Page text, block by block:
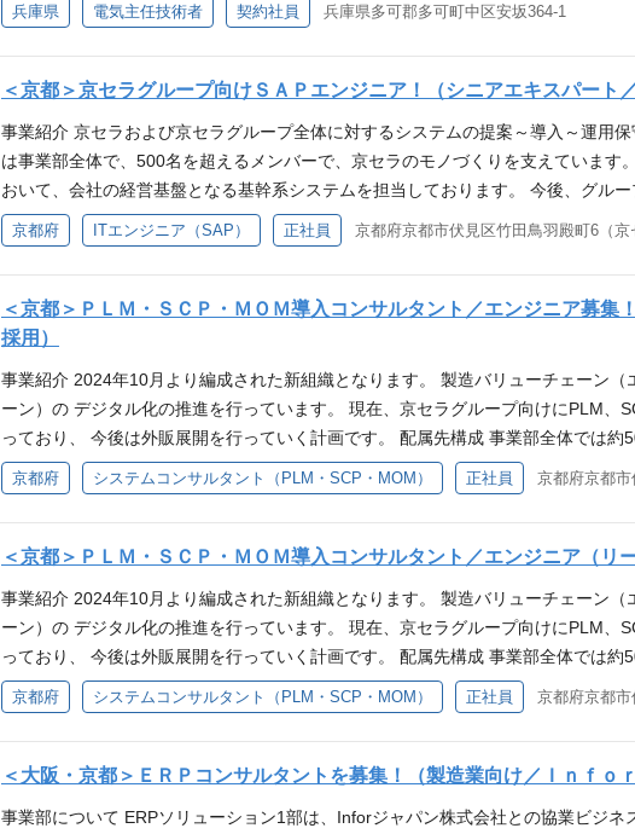
ンバーが公私共に充実した生活が出来るよう日々改善、改良をしたいと考えていま
導していただけることを期待しています。 参考URL ▼東京オフィス紹介記事／バ
2/19/kccs ▼採用動画（YouTube） ・新卒採用向け／コンセプト動画 https://
X(旧Twitter)：https://twitter.com/kccs_recruit Instagram：https://
s_recruit/
lesforce業種別ソリューションにも取り組んでおり、チームの一人となって一緒に
しており、ワークライフバランスを重要視した働き方を実践中です。ご応募お待
記事／バチャナビ https://app.vachanavi.com/2025/02/19/kccs ▼採用動画（
s://www.youtube.com/watch?v=ZjWvFj3Mesk ・新卒採用向け／若手社員密着動画
Kzu-W0tMT ▼KCCS採用チーム各種SNSアカウント X(旧Twitter)：https://
agram.com/kccs_recruit/ Note：https://note.com/kccs_recruit/
立以降、性別や年次を問わず160名以上の方々が認定されています。実績や資格取
ンクアップも可能です。 年齢に関係なく若手でも活躍できる仕組みになっており
ジメントコースとスペシャリストコースの双方間での転換が可能です。 必須スキ
メント資格の保有 求める人物像 コミュニケーションを取る事が得意な方、クラウ
る方 ・自ら考え、能動的に行動ができる方 ・お客様との要件ヒヤリング・課題整
ッチアップし、導入を推進できる方 ・運用後の改善／改良を積極的に立案／推進
本の翼」を技術で支える＞ 世界トップクラスの品質を誇るJALのサービスを、イン
（デジタルトランスフォーメーション）をインフラからリードしていただきます。
は重大ですが、私たちは、常にナレッジを共有し、互いのバックアップを欠かさな
切にしています。複雑な障害や難易度の高いプロジェクトも、多様な専門性を持つ
ていく「チーム」としての連帯感があります。 伝統あるJALグループのシステム
「日本の翼」を支えていきませんか。 参考URL ▼東京オフィス紹介記事／バチャ
kccs ▼採用動画（YouTube） ・新卒採用向け／コンセプト動画 https://
向け／若手社員密着動画 https://youtu.be/iqKPwSVD6Uo?si=2u-UzlcKzu-W0tMT
Twitter)：https://twitter.com/kccs_recruit Instagram：https://www.instagram.com/
cruit/
WSを利用した不定期作業（障害、問い合わせ対応など） ■運用簡略化・高度化プ
クチャの選定から実装まで、深くコミットしていただきます。 ■インフラにかかわ
など）の作成、修正 ■インフラ（サーバ・ネットワーク）構築 AWSを利用した
成 ■キャリアデザイン部：27名 各課10名程度、各チーム3～5名程度で構成されて
卒・中途を問わず多くの方が活躍中です。 キャリアステップ KCCSでは自律と選
ペシャリストコース』と2つのキャリアステップを用意しています。どちらもアメ
できます。 ◆マネジメントコース 役職者にはプロジェクトへの参画と同時に、組
上を図る管理職研修などもございます。また、ダイバーシティ&インクルージョン
も取り組んでいます。 ◆スペシャリストコース 専門的な知識・スキルを発揮する
降、性別や年次を問わず160名以上の方々が認定されています。実績や資格取得に
ントコースとスペシャリストコースの双方間での転換が可能です。 必須スキル ・
構築・運用経験（5年以上） 歓迎するスキル ■即戦力となるスキル ・クラウドサ
も可）を利用した インフラ導入、 運用経験（サーバ、DB、ネットワークの構
バ構築経験 ・Infrastructure as a Codeの実装経験(Terraform/ansible等) 求める人物
案／推進できる方 求人部署からのメッセージ ＜「日本の翼」を技術で支える＞ 世
を、インフラの側面から支える。 私たちは、そんな極めて重要なミッションを担
乗・運航といった「止まることが許されない」基幹システム。この社会インフラ
術やIaC、AI活用によってアップデートし、JALのDX（デジタルトランスフォーメ
きます。 ミッションクリティカルな環境ゆえの責任は重大ですが、私たちは、常
欠かさない「チームによる課題解決」を何よりも大切にしています。複雑な障害や
性を持つ仲間と対話を重ね、一丸となって乗り越えていく「チーム」としての連
ステム開発の一翼を担い、私たちと一緒に次世代の「日本の翼」を支えていきま
w.youtube.com/watch?v=ZjWvFj3Mesk ・新卒採用向け／若手社員密着動画 https://
ソーラー発電所に併設の管理事務所にて勤務いただきます。 本事務所まで2時間以
ております。 必須スキル ・電気主任技術者(第2種以上) ・電気設備管理・保全業
※過去1年以内の交通違反点数が2点以下であること 歓迎するスキル ・太陽光発電
んでいただける方 求人部署からのメッセージ 日本国内においても再生可能エネル
ーラーエネルギーへの取り組みが活発化しており、CO2削減による環境作りが急速
電所などの設計・施工・保守管理の実績を多数有しており、クリーンなエネルギー
けることを期待しております。 ご応募のほどお待ちしております。 採用担当 各種
兵庫県 電気主任技術者 契約社員 兵庫県多可郡多可町中区安坂364-1
＜京都＞京セラグループ向けＳＡＰエンジニア！（シニアエキスパート
事業紹介 京セラおよび京セラグループ全体に対するシステムの提案～導入～運用
は事業部全体で、500名を超えるメンバーで、京セラのモノづくりを支えています
おいて、会社の経営基盤となる基幹系システムを担当しております。 今後、グル
を目的にERPパッケージの導入構想を推進しています。 京セラグループは事業の
ーバル化に伴い様々なフィールドでチャレンジできる風土があります。 配属部署
います。 配属部署により異なりますが、新卒・中途を問わず多くの方が活躍中で
各社に向け、SAPの提案、設計、導入を推進しております。 プロジェクトの上流
ただける方を募集いたします。 具体的には... ・提案、要件定義などの上流工程の
務、管理会計、生産管理 対応中・進行中のプロジェクト タイ・中国・ベトナム等
プロジェクト 必須スキル ◆SAPに関する以下のご経験をお持ちの方 ・SAP（S4/
◆マネジメント経験 ・プロジェクトもしくは組織マネジメント経験 （目安：プロ
歓迎スキル ・外国語語学力（英語、中国語）のある方 キャリアステップ KCCSで
ント能力向上を図る管理職研修などもございます。また、ダイバーシティ エクイ
性管理職比率の向上にも取り組んでいます。 ◆スペシャリストコース 専門的な知
だきます。制度設立以降、性別や年次を問わず160名以上の方々が認定されていま
トコース内でのランクアップも可能です。 年齢に関係なく若手でも活躍できる仕
ンに応じて、マネジメントコースとスペシャリストコースの双方間での転換が可能
ミッションは「IT・デジタル技術の活用により、京セラグループのビジネスを革新
す。 技術力、組織力それぞれの向上を図り、新たな価値を創造できる集団を目指
クト・組織マネジメントだけでなく、技術力や各領域における知見、実績を活かし
ちしております。 参考URL ▼KCCS採用チーム各種SNSアカウント X(旧Twitter)：
京都府 ITエンジニア（SAP） 正社員 京都府京都市伏見区竹田鳥羽殿町6（京
＜京都＞ＰＬＭ・ＳＣＰ・ＭＯＭ導入コンサルタント／エンジニア募集
採用）
事業紹介 2024年10月より編成された新組織となります。 製造バリューチェーン（
ーン）の デジタル化の推進を行っています。 現在、京セラグループ向けにPLM、
っており、 今後は外販展開を行っていく計画です。 配属先構成 事業部全体では約
Mチームはそれぞれ6～10名程度で組織されています。 業務内容紹介 ①PLMソリ
ソリューション「Kinaxis Maestro」 ③MOMソリューション「Siemens Opcenter
ンジニアとして、 提案活動から、要件定義、導入支援、アドオン機能開発、運用
キルに応じて担当領域はご相談させていただきます。 シニアエキスパート（部長
PLM 4事業部への導入（プロジェクト規模：約8,000万円） ・SCP 4事業部への
MOM 1事業部への導入（プロジェクト規模：約2億円） 必須スキル ＊下記いずれ
OM製品の導入経験（製品は問いません） ・製造業向けシステム導入経験（生産管
＊マネジメント経験（必須） ・プロジェクトもしくは組織マネジメント経験 （
で、新しいことにもチャレンジできる方 ・積極的に周りを巻き込んで仕事ができ
にする方 キャリアステップ 製造業向けソリューション導入/業務知識を極めて、コ
京都府 システムコンサルタント（PLM・SCP・MOM） 正社員 京都府京都
＜京都＞ＰＬＭ・ＳＣＰ・ＭＯＭ導入コンサルタント／エンジニア（リ
事業紹介 2024年10月より編成された新組織となります。 製造バリューチェーン（
ーン）の デジタル化の推進を行っています。 現在、京セラグループ向けにPLM、
っており、 今後は外販展開を行っていく計画です。 配属先構成 事業部全体では約
Mチームはそれぞれ6～10名程度で組織されています。 業務内容紹介 ①PLMソリ
ソリューション「Kinaxis Maestro」 ③MOMソリューション「Siemens Opcenter
ンジニアとして、 提案活動から、要件定義、導入支援、アドオン機能開発、運用
キルに応じて担当領域はご相談させていただきます。 導入事例 京セラグループへ
京都府 システムコンサルタント（PLM・SCP・MOM） 正社員 京都府京都
＜大阪・京都＞ＥＲＰコンサルタントを募集！（製造業向け／Ｉｎｆｏ
事業部について ERPソリューション1部は、Inforジャパン株式会社との協業ビジ